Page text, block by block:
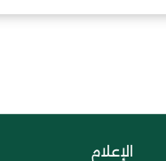
الإعلام